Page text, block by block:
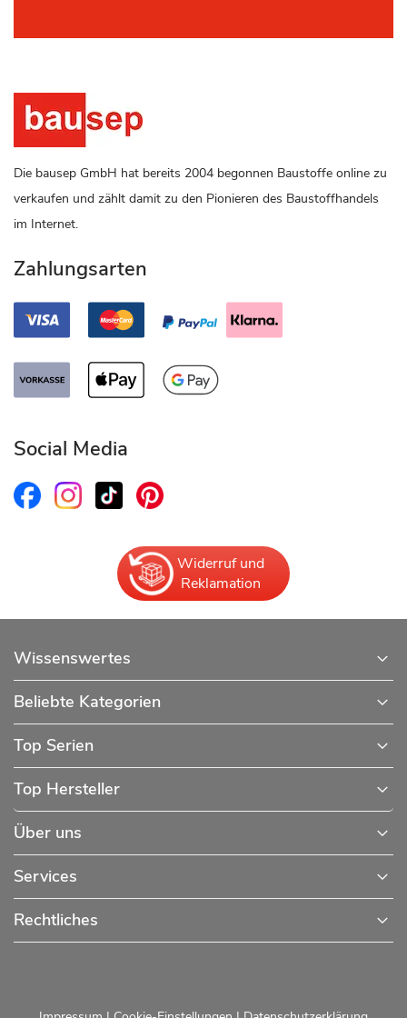
Die bausep GmbH hat bereits 2004 begonnen Baustoffe online zu
verkaufen und zählt damit zu den Pionieren des Baustoffhandels
im Internet.
Zahlungsarten
Social Media
Widerruf und
Reklamation
Wissenswertes
Beliebte Kategorien
Top Serien
Top Hersteller
Über uns
Services
Rechtliches